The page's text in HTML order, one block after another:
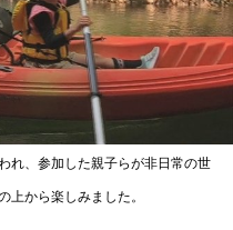
れ、参加した親子らが非日常の世
上から楽しみました。